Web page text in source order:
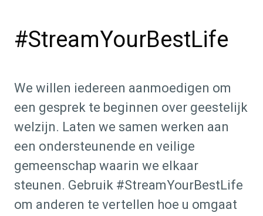
#StreamYourBestLife
We willen iedereen aanmoedigen om
een gesprek te beginnen over geestelijk
welzijn. Laten we samen werken aan
een ondersteunende en veilige
gemeenschap waarin we elkaar
steunen. Gebruik #StreamYourBestLife
om anderen te vertellen hoe u omgaat